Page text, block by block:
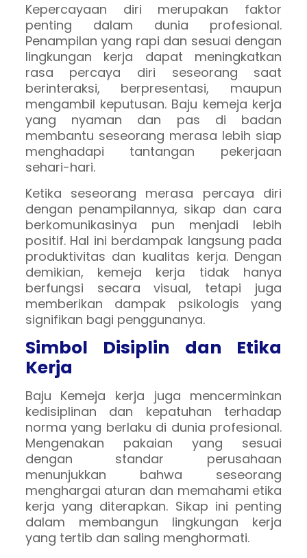
Kepercayaan diri merupakan faktor
penting dalam dunia profesional.
Penampilan yang rapi dan sesuai dengan
lingkungan kerja dapat meningkatkan
rasa percaya diri seseorang saat
berinteraksi, berpresentasi, maupun
mengambil keputusan. Baju kemeja kerja
yang nyaman dan pas di badan
membantu seseorang merasa lebih siap
menghadapi tantangan pekerjaan
sehari-hari.
Ketika seseorang merasa percaya diri
dengan penampilannya, sikap dan cara
berkomunikasinya pun menjadi lebih
positif. Hal ini berdampak langsung pada
produktivitas dan kualitas kerja. Dengan
demikian, kemeja kerja tidak hanya
berfungsi secara visual, tetapi juga
memberikan dampak psikologis yang
signifikan bagi penggunanya.
Simbol Disiplin dan Etika
Kerja
Baju Kemeja kerja juga mencerminkan
kedisiplinan dan kepatuhan terhadap
norma yang berlaku di dunia profesional.
Mengenakan pakaian yang sesuai
dengan standar perusahaan
menunjukkan bahwa seseorang
menghargai aturan dan memahami etika
kerja yang diterapkan. Sikap ini penting
dalam membangun lingkungan kerja
yang tertib dan saling menghormati.